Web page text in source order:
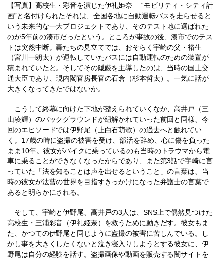
【写真】高校生・彩音を演じた伊礼姫奈 “モビリティ・シティ計
画”と名付けられたそれは、全国各地に自動運転バスを走らせると
いう未来的な一大プロジェクトであり、そのテスト地に選ばれた
のが5年前の湊市だったという。ところが事故の後、湊市でのテス
トは突然中断。轟たちの見立てでは、おそらく宇崎の父・裕生
（宮川一朗太）が運転していたバスには自動運転のための装置が
積まれていたと。そしてその隠蔽を主導したのは、当時の国土交
通大臣であり、現内閣官房長官の石倉（杉本哲太）。一気に話が
大きくなってきたではないか。
こうして終幕に向けた下地が整えられていくなか、高井戸（三
山凌輝）のバックグラウンドが紐解かれていった前回と同様、今
回のエピソードでは伊野尾（上白石萌歌）の過去へと触れてい
く。17歳の時に盗撮の被害を受け、部活を辞め、心に傷を負った
まま10年。彼女がバイクに乗っているのも当時のトラウマから電
車に乗ることができなくなったからであり、また第3話で宇崎に言
っていた「法を知ることは声を出せるということ」の言葉は、当
時の彼女が法曹の世界を目指すきっかけになった弁護士の言葉で
あると明らかにされる。
そして、宇崎と伊野尾、高井戸の3人は、SNS上で偶然見つけた
高校生・三浦彩音（伊礼姫奈）を救うために動きだす。彼女もま
た、かつての伊野尾と同じように盗撮の被害に苦しんでいる。し
かし事を大きくしたくないと泣き寝入りしようとする彼女に、伊
野尾は自分の経験を話す。盗撮画像や動画を販売する闇サイトを